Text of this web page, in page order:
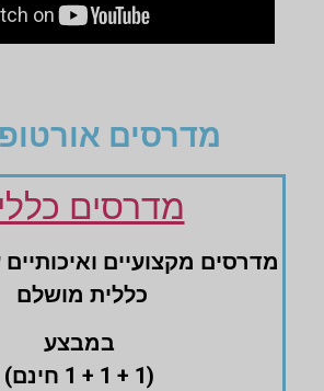
מדרסים
מדרסים
מדרסים ‏מקצועיים
‏כללית מושלם
במבצע
(1 + 1 + 1 חינם)